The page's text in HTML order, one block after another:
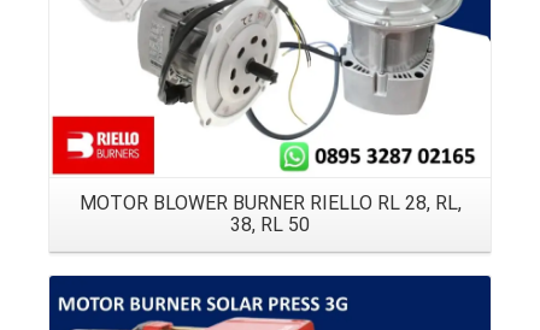
MOTOR BLOWER BURNER RIELLO RL 28, RL,
38, RL 50